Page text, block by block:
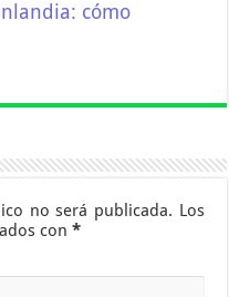
cómo
no será publicada. Los
con*